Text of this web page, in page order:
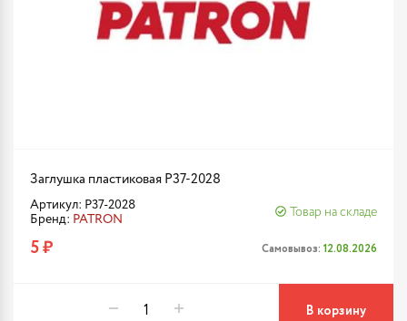
Заглушка пластиковая P37-2028
Артикул: P37-2028
Бренд: PATRON
Товар на складе
5 ₽ Самовывоз: 12.08.2026
В корзину